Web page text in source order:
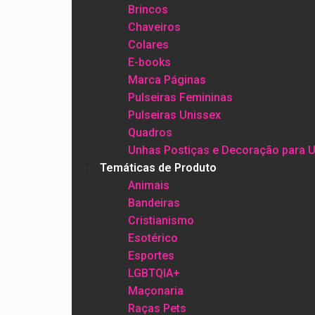
Brincos
Chaveiros
Colares
E-books
Marca Páginas
Pulseiras Femininas
Pulseiras Unissex
Quadros
Unhas Postiças e Decoração para
Temáticas de Produto
Animais
Bandeiras
Cristianismo
Esotérico
Esportes
LGBTQIA+
Maçonaria
Raças Pets